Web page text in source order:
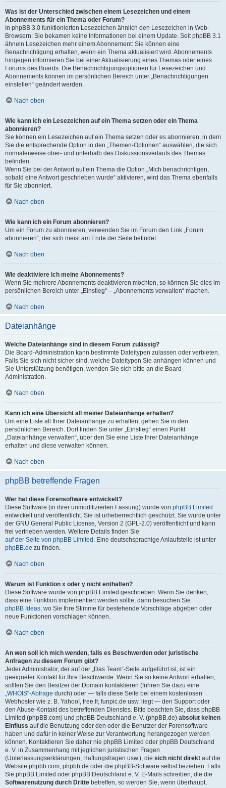
Was ist der Unterschied zwischen einem Lesezeichen und einem
Abonnements für ein Thema oder Forum?
In phpBB 3.0 funktionierten Lesezeichen ähnlich den Lesezeichen in Web-
Browsern: Sie bekamen keine Informationen bei einem Update. Seit phpBB 3.1
ähneln Lesezeichen mehr einem Abonnement: Sie können eine
Benachrichtigung erhalten, wenn ein Thema aktualisiert wird. Abonnements
hingegen informieren Sie bei einer Aktualisierung eines Themas oder eines
Forums des Boards. Die Benachrichtigungsoptionen für Lesezeichen und
Abonnements können im persönlichen Bereich unter „Benachrichtigungen
einstellen“ geändert werden.
Nach oben
Wie kann ich ein Lesezeichen auf ein Thema setzen oder ein Thema
abonnieren?
Sie können ein Lesezeichen auf ein Thema setzen oder es abonnieren, in dem
Sie die entsprechende Option in den „Themen-Optionen“ auswählen, die sich
normalerweise ober- und unterhalb des Diskussionsverlaufs des Themas
befinden.
Wenn Sie bei der Antwort auf ein Thema die Option „Mich benachrichtigen,
sobald eine Antwort geschrieben wurde“ aktivieren, wird das Thema ebenfalls
für Sie abonniert.
Nach oben
Wie kann ich ein Forum abonnieren?
Um ein Forum zu abonnieren, verwenden Sie im Forum den Link „Forum
abonnieren“, der sich meist am Ende der Seite befindet.
Nach oben
Wie deaktiviere ich meine Abonnements?
Wenn Sie mehrere Abonnements deaktivieren möchten, so können Sie dies im
persönlichen Bereich unter „Einstieg“ – „Abonnements verwalten“ machen.
Nach oben
Dateianhänge
Welche Dateianhänge sind in diesem Forum zulässig?
Die Board-Administration kann bestimmte Dateitypen zulassen oder verbieten.
Falls Sie sich nicht sicher sind, welche Dateitypen Sie anhängen können und
Sie Unterstützung benötigen, wenden Sie sich bitte an die Board-
Administration.
Nach oben
Kann ich eine Übersicht all meiner Dateianhänge erhalten?
Um eine Liste all Ihrer Dateianhänge zu erhalten, gehen Sie in den
persönlichen Bereich. Dort finden Sie unter „Einstieg“ einen Punkt
„Dateianhänge verwalten“, über den Sie eine Liste Ihrer Dateianhänge
erhalten und diese verwalten können.
Nach oben
phpBB betreffende Fragen
Wer hat diese Forensoftware entwickelt?
Diese Software (in ihrer unmodifizierten Fassung) wurde von phpBB Limited
entwickelt und veröffentlicht. Sie ist urheberrechtlich geschützt. Sie wurde unter
der GNU General Public License, Version 2 (GPL-2.0) veröffentlicht und kann
frei vertrieben werden. Weitere Details finden Sie
auf der Seite von phpBB Limited . Eine deutschsprachige Anlaufstelle ist unter
phpBB.de zu finden.
Nach oben
Warum ist Funktion x oder y nicht enthalten?
Diese Software wurde von phpBB Limited geschrieben. Wenn Sie denken,
dass eine Funktion implementiert werden sollte, dann besuchen Sie
phpBB Ideas, wo Sie Ihre Stimme für bestehende Vorschläge abgeben oder
neue Funktionen vorschlagen können.
Nach oben
An wen soll ich mich wenden, falls es Beschwerden oder juristische
Anfragen zu diesem Forum gibt?
Jeder Administrator, der auf der „Das Team“-Seite aufgeführt ist, ist ein
geeigneter Kontakt für Ihre Beschwerde. Wenn Sie so keine Antwort erhalten,
sollten Sie den Besitzer der Domain kontaktieren (führen Sie dazu eine
„WHOIS“-Abfrage durch) oder — falls diese Seite bei einem kostenlosen
Webhoster wie z. B. Yahoo!, free.fr, funpic.de usw. liegt — den Support oder
den Abuse-Kontakt des betreffenden Dienstes. Bitte beachten Sie, dass phpBB
Limited (phpBB.com) und phpBB Deutschland e. V. (phpBB.de) absolut keinen
Einfluss auf die Benutzung oder den oder die Benutzer der Forensoftware
haben und dafür in keiner Weise zur Verantwortung herangezogen werden
können. Kontaktieren Sie daher nie phpBB Limited oder phpBB Deutschland
e. V. in Zusammenhang mit jeglichen juristischen Fragen
(Unterlassungserklärungen, Haftungsfragen usw.), die sich nicht direkt auf die
Website phpbb.com, phpbb.de oder die phpBB-Software selbst beziehen. Falls
Sie phpBB Limited oder phpBB Deutschland e. V. E-Mails schreiben, die die
Softwarenutzung durch Dritte betreffen, so werden Sie, wenn überhaupt,